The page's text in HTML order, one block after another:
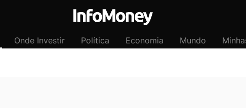
Onde Investir Política Economia Mundo